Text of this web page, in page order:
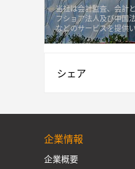
当社は会計監査、会計
フショア法人及び中国
などのサービスを提供
シェア
企業情報
企業概要